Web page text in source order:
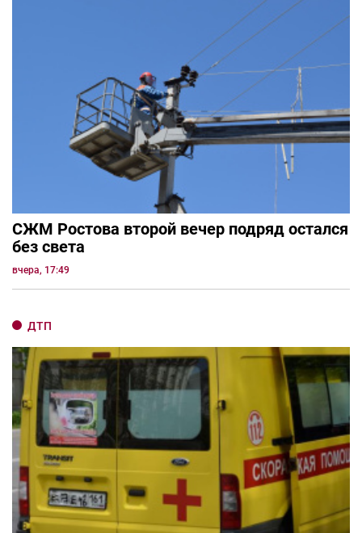
СЖМ Ростова второй вечер подряд остался
без света
вчера, 17:49
ДТП